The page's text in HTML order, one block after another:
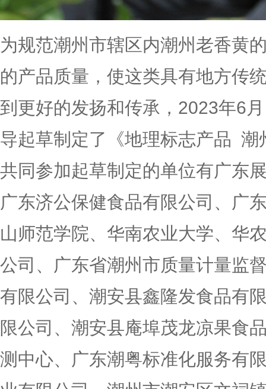
为规范潮州市辖区内潮州老香黄
的产品质量，使这类具有地方传
到更好的发扬和传承，2023年6
导起草制定了《地理标志产品 潮
共同参加起草制定的单位有广东
广东济公保健食品有限公司、广
山师范学院、华南农业大学、华
公司、广东省潮州市质量计量监
有限公司、潮安县鑫隆发食品有
限公司、潮安县庵埠茂龙凉果食
测中心、广东潮粤标准化服务有